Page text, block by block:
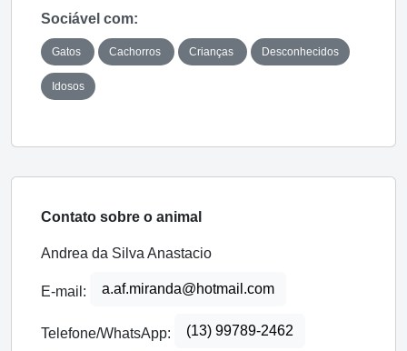
Sociável com:
Gatos Cachorros Crianças Desconhecidos
Idosos
Contato sobre o animal
Andrea da Silva Anastacio
E-mail: a.af.miranda@hotmail.com
Telefone/WhatsApp: (13) 99789-2462